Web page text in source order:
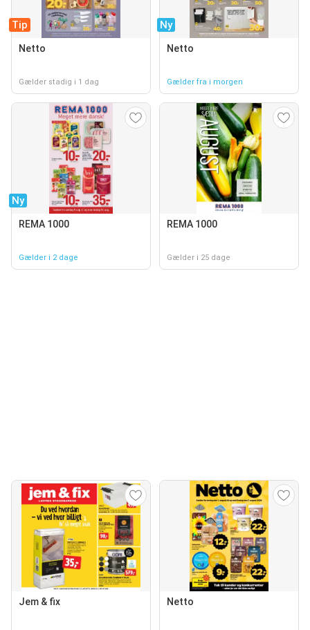
Tip
Netto
Gælder stadig i 1 dag
Ny
Netto
Gælder fra i morgen
Ny
REMA 1000
Gælder i 2 dage
REMA 1000
Gælder i 25 dage
Jem & fix Netto